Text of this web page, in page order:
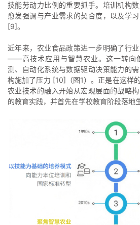
技能劳动力比例的重要抓手。培训机构
愈发强调与产业需求的契合度，以及学
[9]。
近年来，农业食品政策进一步明确了行
——高技术应用与智慧农业。这一转向
测、自动化系统与数据驱动决策能力的
构施加了压力 [10]（图1）。正是在这样
农业技术的融入开始从宏观层面的战略
的教育实践，并首先在学校教育阶段落地